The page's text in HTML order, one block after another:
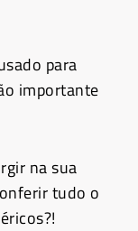
para
importante
na sua
tudo o